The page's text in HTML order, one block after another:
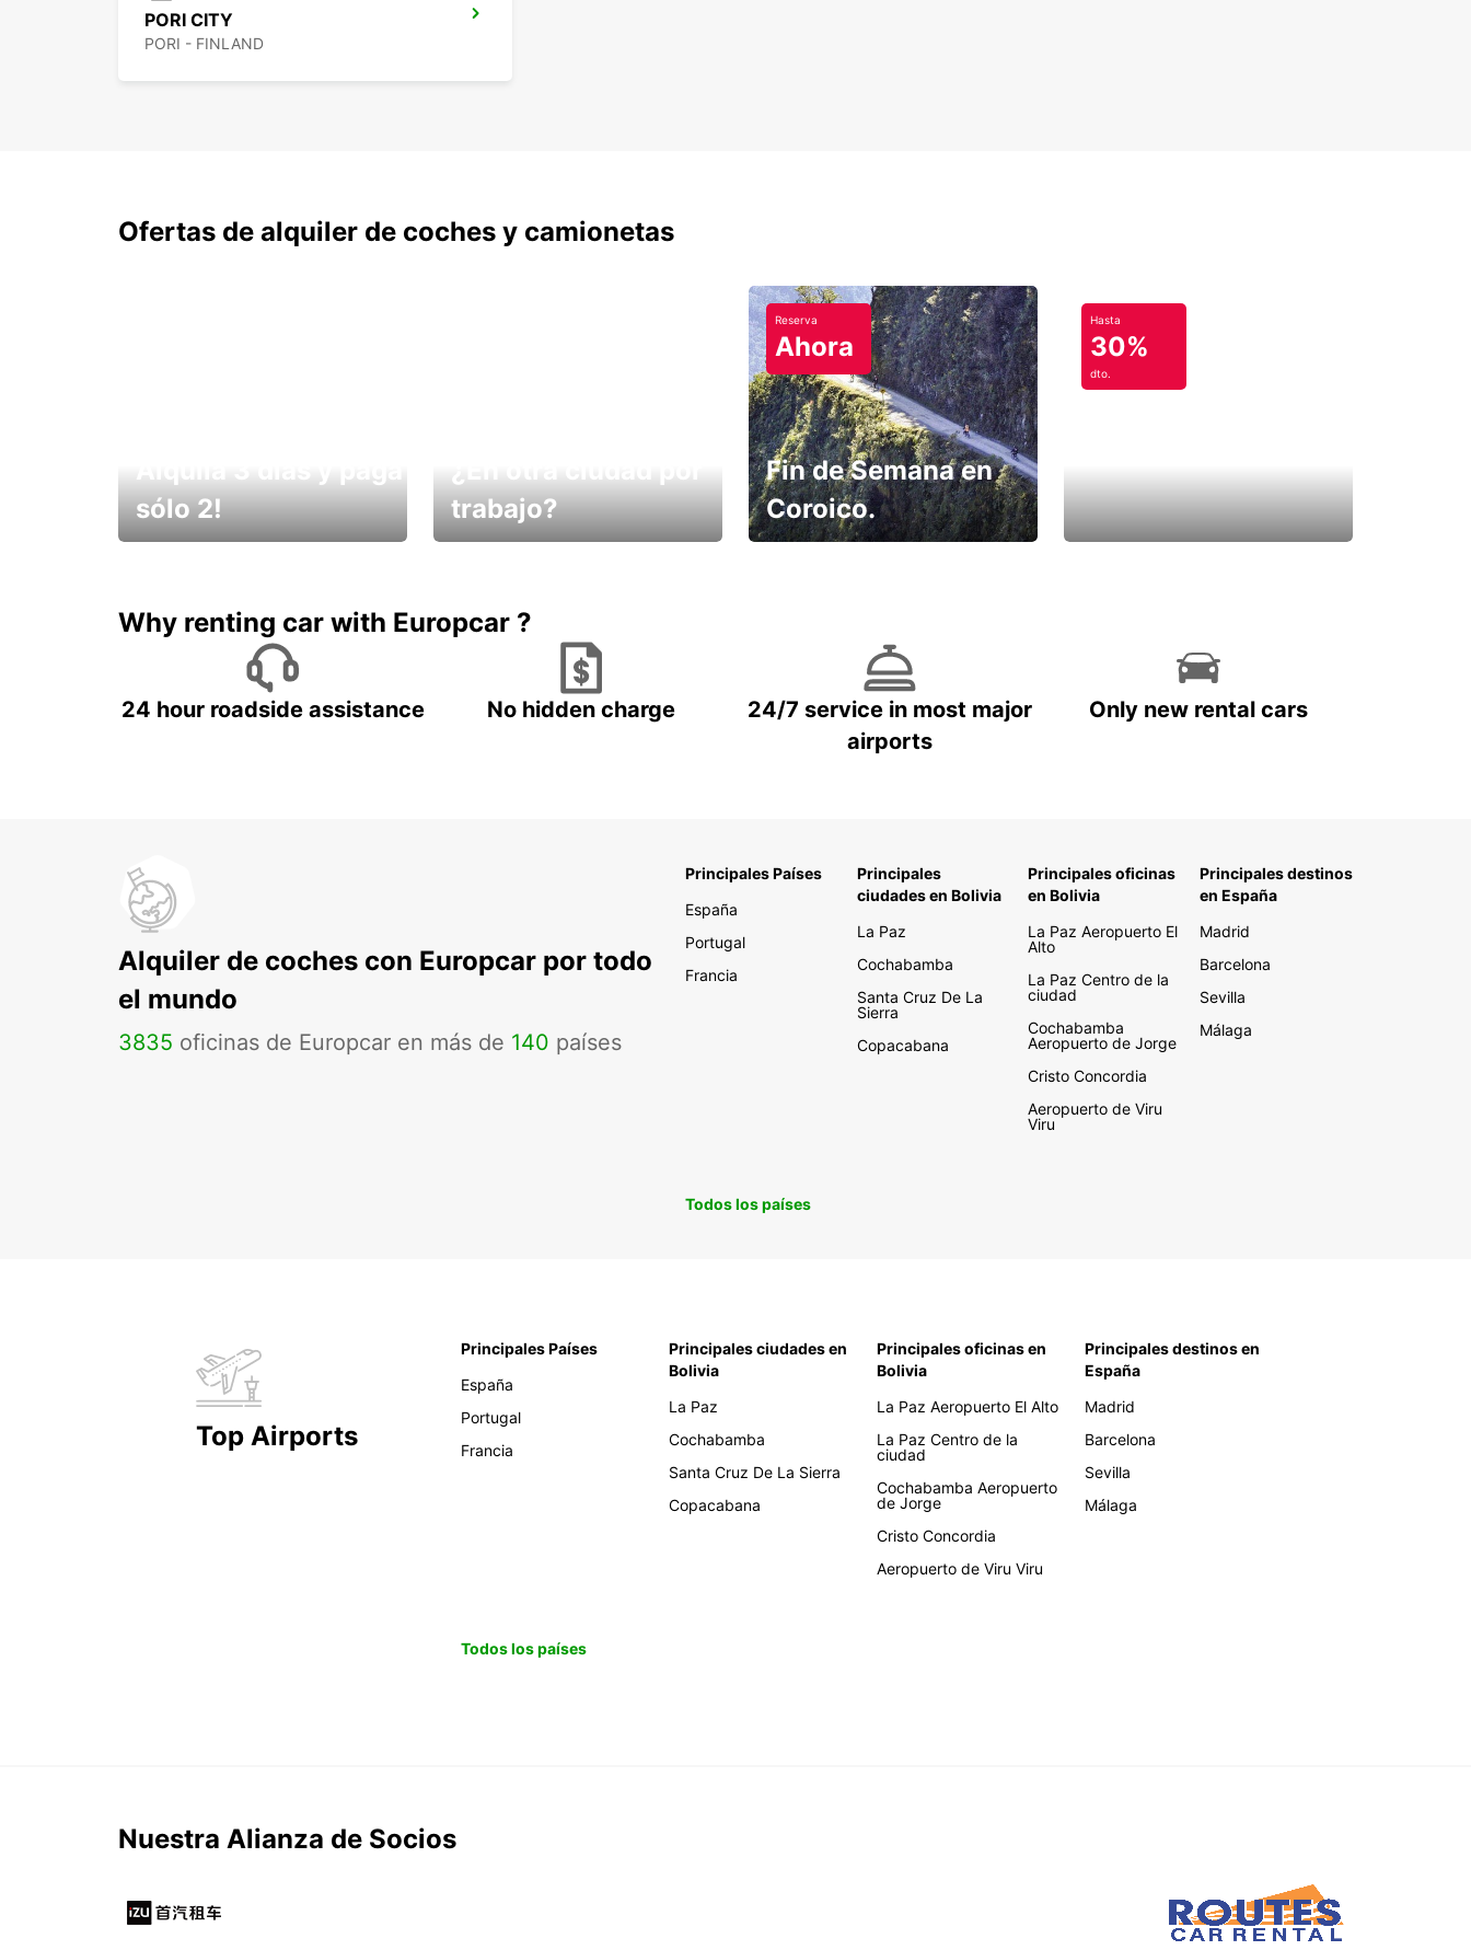
PORI CITY
PORI - FINLAND
Ofertas de alquiler de coches y camionetas
sólo 2!
trabajo?
Reserva
Ahora
Fin de Semana en
Coroico.
Hasta
30%
dto.
Why renting car with Europcar ?
24 hour roadside assistance No hidden charge
24/7 service in most major
airports
Only new rental cars
Alquiler de coches con Europcar por todo
el mundo
3835 oficinas de Europcar en más de 140 países
Principales Países
España
Portugal
Francia
Principales
ciudades en Bolivia
La Paz
Cochabamba
Santa Cruz De La
Sierra
Copacabana
Principales oficinas
en Bolivia
La Paz Aeropuerto El
Alto
La Paz Centro de la
ciudad
Cochabamba
Aeropuerto de Jorge
Cristo Concordia
Aeropuerto de Viru
Viru
Principales destinos
en España
Madrid
Barcelona
Sevilla
Málaga
Todos los países
Top Airports
Principales Países
España
Portugal
Francia
Principales ciudades en
Bolivia
La Paz
Cochabamba
Santa Cruz De La Sierra
Copacabana
Principales oficinas en
Bolivia
La Paz Aeropuerto El Alto
La Paz Centro de la
ciudad
Cochabamba Aeropuerto
de Jorge
Cristo Concordia
Aeropuerto de Viru Viru
Principales destinos en
España
Madrid
Barcelona
Sevilla
Málaga
Todos los países
Nuestra Alianza de Socios